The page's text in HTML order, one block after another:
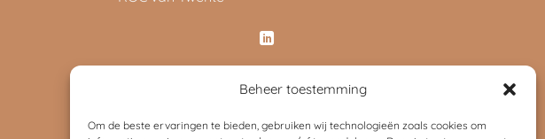
Beheer toestemming
Om de beste ervaringen te bieden, gebruiken wij technologieën zoals cookies om